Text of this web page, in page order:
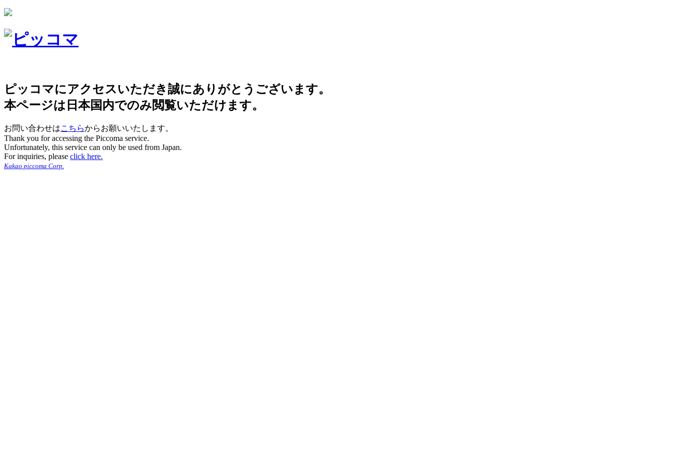
ピッコマにアクセスいただき誠にありがとうございます。
本ページは日本国内でのみ閲覧いただけます。
お問い合わせはこちらからお願いいたします。
Thank you for accessing the Piccoma service.
Unfortunately, this service can only be used from Japan.
For inquiries, please click here.
Kakao piccoma Corp.